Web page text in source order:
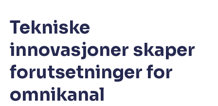
Tekniske
innovasjoner skaper
forutsetninger for
omnikanal